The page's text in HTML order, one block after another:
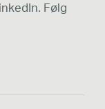
Følg